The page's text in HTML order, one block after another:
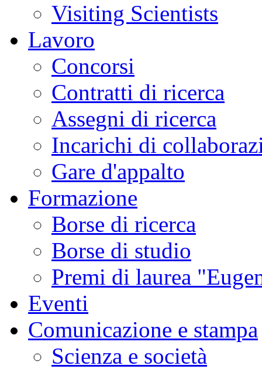
Visiting Scientists
Lavoro
Concorsi
Contratti di ricerca
Assegni di ricerca
Incarichi di
Gare d'appalto
Formazione
Borse di ricerca
Borse di studio
Premi di laurea
Eventi
Comunicazione e stampa
Scienza e società